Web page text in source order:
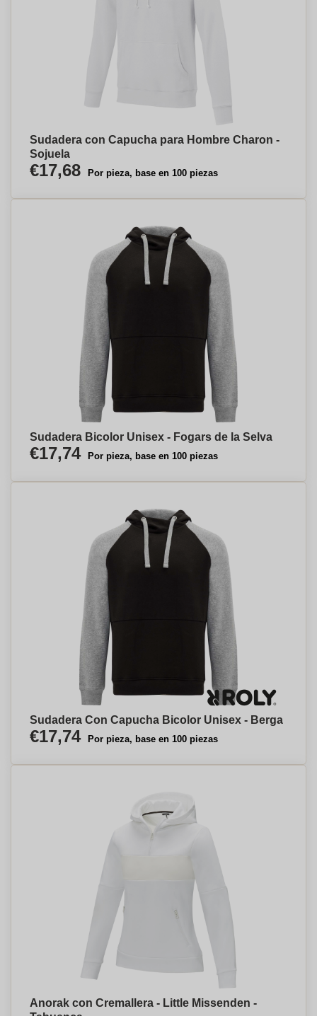
Sudadera con Capucha para Hombre Charon -
Sojuela
€17,68 Por pieza, base en 100 piezas
Sudadera Bicolor Unisex - Fogars de la Selva
€17,74 Por pieza, base en 100 piezas
Sudadera Con Capucha Bicolor Unisex - Berga
€17,74 Por pieza, base en 100 piezas
Anorak con Cremallera - Little Missenden -